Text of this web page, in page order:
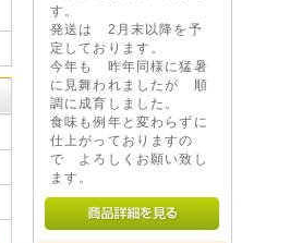
す。
発送は 2月末以降を予
定しております。
今年も 昨年同様に猛暑
に見舞われましたが 順
調に成育しました。
食味も例年と変わらずに
仕上がっておりますの
で よろしくお願い致し
ます。